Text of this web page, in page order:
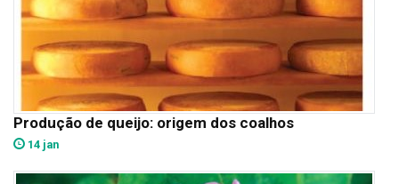
Produção de queijo: origem dos coalhos
14 jan